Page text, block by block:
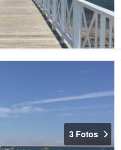
3 Fotos